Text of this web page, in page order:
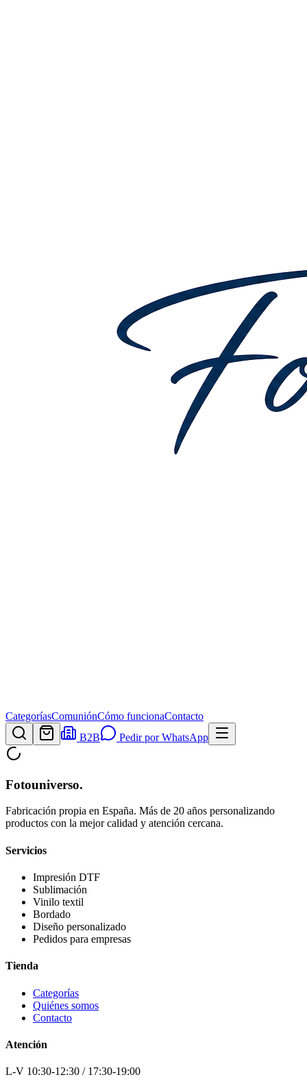
CategoríasComuniónCómo funcionaContacto
B2B
Pedir por WhatsApp
Fotouniverso.
Fabricación propia en España. Más de 20 años personalizando
productos con la mejor calidad y atención cercana.
Servicios
Impresión DTF
Sublimación
Vinilo textil
Bordado
Diseño personalizado
Pedidos para empresas
Tienda
Categorías
Quiénes somos
Contacto
Atención
L-V 10:30-12:30 / 17:30-19:00